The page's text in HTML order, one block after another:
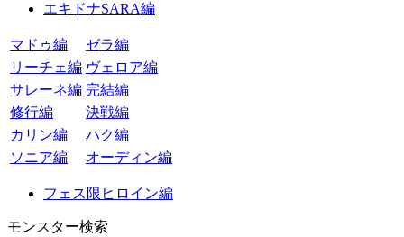
エキドナSARA編
マドゥ編
ゼラ編
リーチェ編 ヴェロア編
サレーネ編 完結編
修行編
決戦編
カリン編
ハク編
ソニア編
オーディン編
フェス限ヒロイン編
モンスター検索